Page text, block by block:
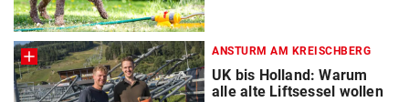
ANSTURM AM KREISCHBERG
UK bis Holland: Warum
alle alte Liftsessel wollen